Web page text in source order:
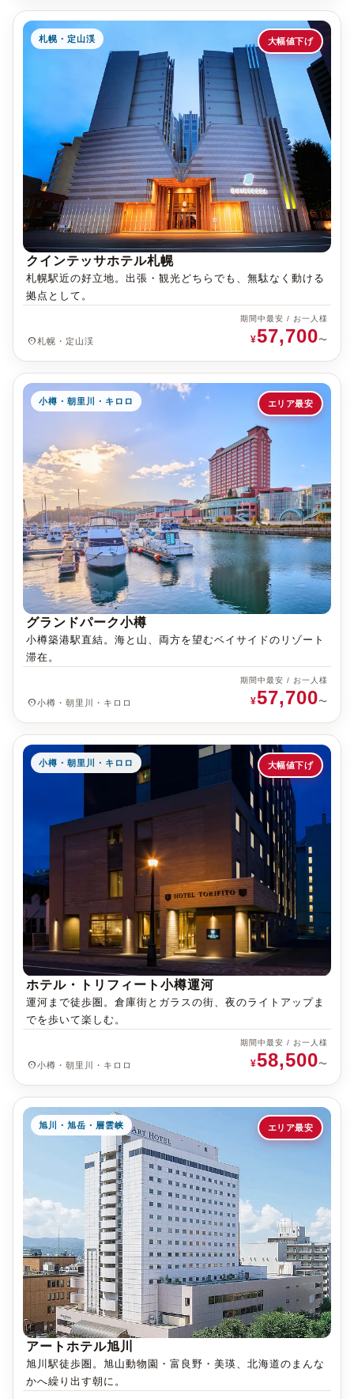
札幌・定山渓 大幅値下げ
クインテッサホテル札幌
札幌駅近の好立地。出張・観光どちらでも、無駄なく動ける
拠点として。
place札幌・定山渓
期間中最安 / お一人様
¥57,700〜
小樽・朝里川・キロロ エリア最安
グランドパーク小樽
小樽築港駅直結。海と山、両方を望むベイサイドのリゾート
滞在。
place小樽・朝里川・キロロ
期間中最安 / お一人様
¥57,700〜
小樽・朝里川・キロロ 大幅値下げ
ホテル・トリフィート小樽運河
運河まで徒歩圏。倉庫街とガラスの街、夜のライトアップま
でを歩いて楽しむ。
place小樽・朝里川・キロロ
期間中最安 / お一人様
¥58,500〜
旭川・旭岳・層雲峡 エリア最安
アートホテル旭川
旭川駅徒歩圏。旭山動物園・富良野・美瑛、北海道のまんな
かへ繰り出す朝に。